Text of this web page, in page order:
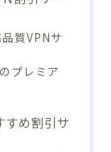
質VPNサ
プレミア
すめ割引サ